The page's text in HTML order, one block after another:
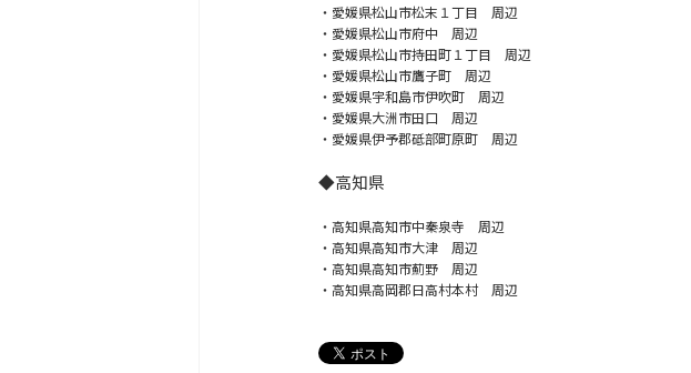
・愛媛県松山市松末１丁目 周辺
・愛媛県松山市府中 周辺
・愛媛県松山市持田町１丁目 周辺
・愛媛県松山市鷹子町 周辺
・愛媛県宇和島市伊吹町 周辺
・愛媛県大洲市田口 周辺
・愛媛県伊予郡砥部町原町 周辺
◆高知県
・高知県高知市中秦泉寺 周辺
・高知県高知市大津 周辺
・高知県高知市薊野 周辺
・高知県高岡郡日高村本村 周辺